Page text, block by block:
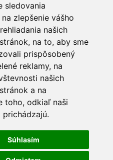
sledovania
zlepšenie vášho
našich
na to, aby sme
prispôsobený
reklamy, na
našich
a na
toho, odkiaľ naši
prichádzajú.
Súhlasím